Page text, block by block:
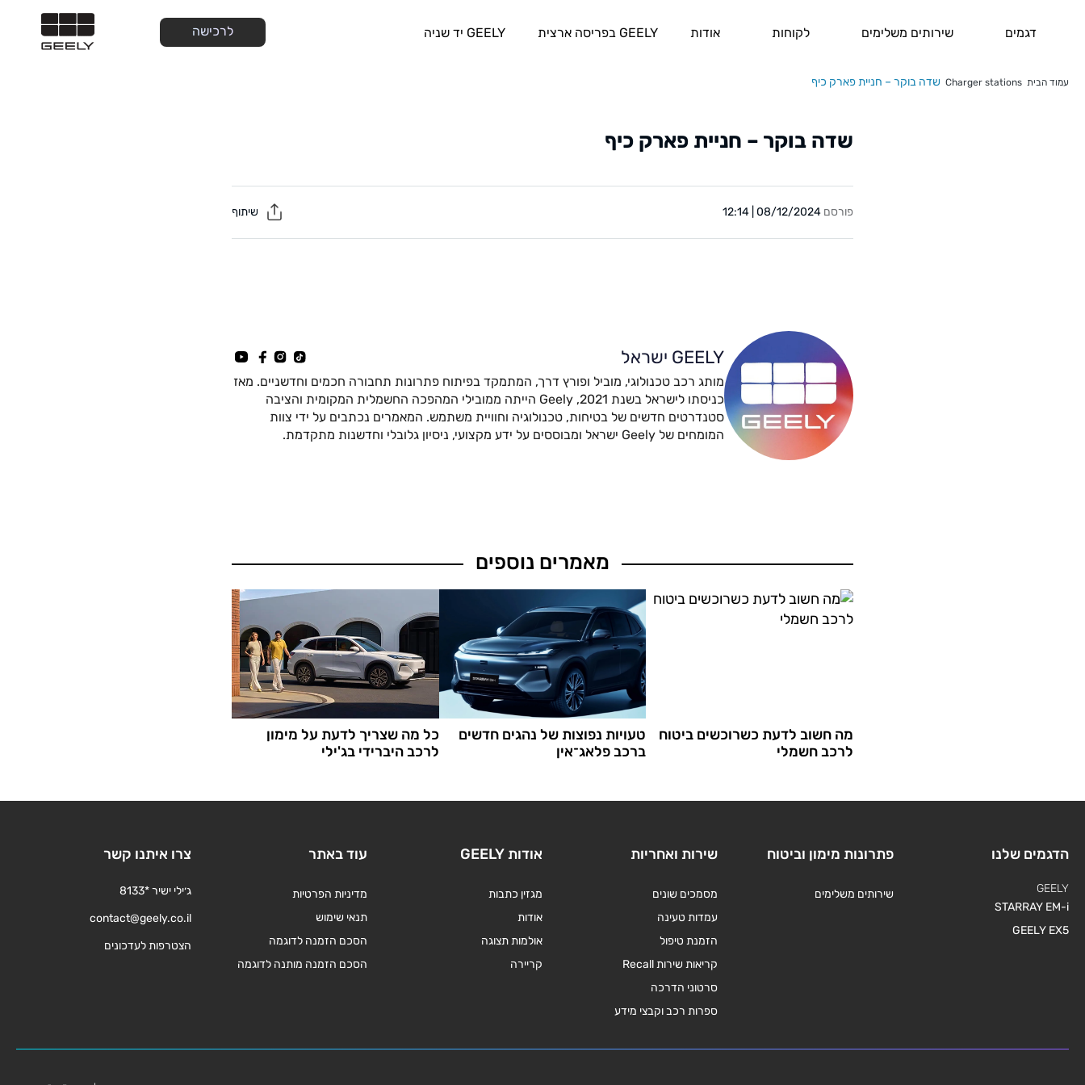
דגמים שירותים משלימים לקוחות אודות GEELY בפריסה ארצית GEELY יד שניה לרכישה
עמוד הבית Charger stations שדה בוקר – חניית פארק כיף
שדה בוקר – חניית פארק כיף
פורסם 08/12/2024 | 12:14
GEELY ישראל
מותג רכב טכנולוגי, מוביל ופורץ דרך, המתמקד בפיתוח פתרונות תחבורה חכמים וחדשניים. מאז
כניסתו לישראל בשנת 2021, Geely הייתה ממובילי המהפכה החשמלית המקומית והציבה
סטנדרטים חדשים של בטיחות, טכנולוגיה וחוויית משתמש. המאמרים נכתבים על ידי צוות
המומחים של Geely ישראל ומבוססים על ידע מקצועי, ניסיון גלובלי וחדשנות מתקדמת.
מאמרים נוספים
מה חשוב לדעת כשרוכשים ביטוח
לרכב חשמלי
טעויות נפוצות של נהגים חדשים
ברכב פלאג־אין
כל מה שצריך לדעת על מימון
לרכב היברידי בג'ילי
הדגמים שלנו
GEELY
STARRAY EM-i
GEELY EX5
פתרונות מימון וביטוח
שירותים משלימים
שירות ואחריות
מסמכים שונים
עמדות טעינה
הזמנת טיפול
קריאות שירות Recall
סרטוני הדרכה
ספרות רכב וקבצי מידע
אודות GEELY
מגזין כתבות
אודות
אולמות תצוגה
קריירה
עוד באתר
מדיניות הפרטיות
תנאי שימוש
הסכם הזמנה לדוגמה
הסכם הזמנה מותנה לדוגמה
צרו איתנו קשר
ג׳ילי ישיר *8133
contact@geely.co.il
הצטרפות לעדכונים